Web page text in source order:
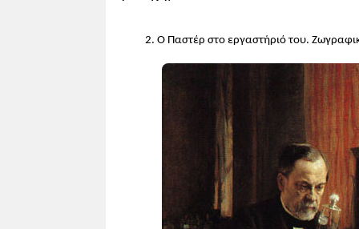
νοσήματα, ανακάλυψε τον
3. Η δημοσίευση των απόψεων του
αυτό, οι επικριτές του δεν
άνθρωπος έχει προέλθει από το
ΙΙ. ΠΡΟΣΘΕΤΟ ΥΠΟΣΤΗΡΙΚΤΙΚΟ
1. Επιστήμες και βιομηχανία
Τη σκυτάλη παίρνουν μετά το
έρευνα. [...] Η χημεία περνά από
2. Ο Παστέρ στο εργαστήριό του.